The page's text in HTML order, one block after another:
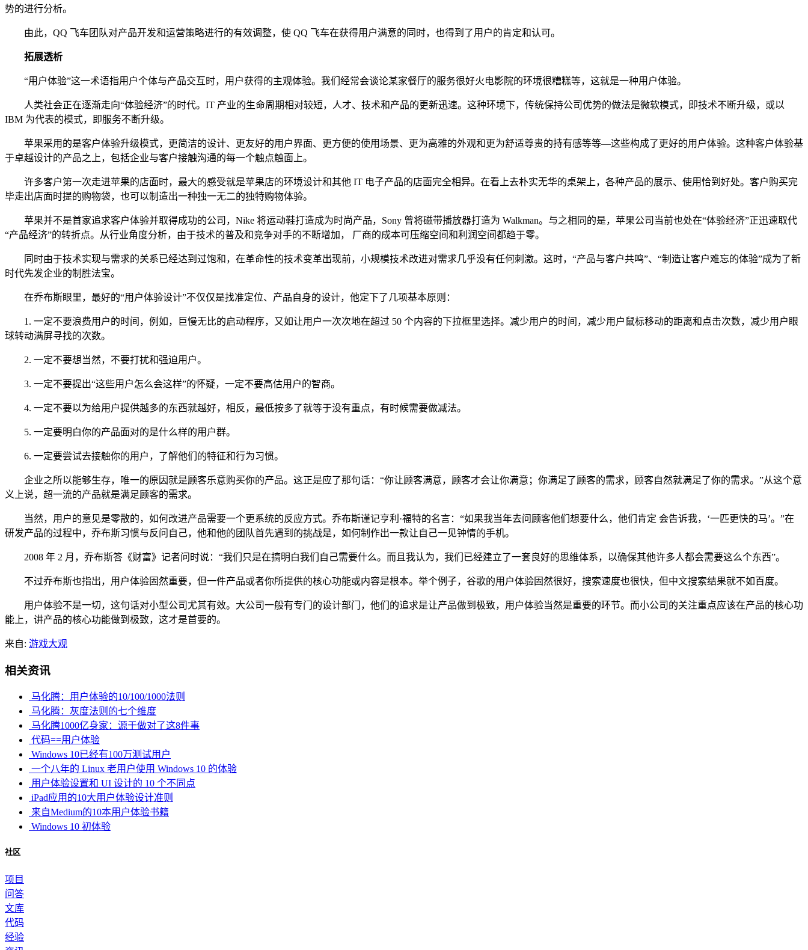
势的进行分析。
由此，QQ 飞车团队对产品开发和运营策略进行的有效调整，使 QQ 飞车在获得用户满意的同时，也得到了用户的肯定和认可。
拓展透析
“用户体验”这一术语指用户个体与产品交互时，用户获得的主观体验。我们经常会谈论某家餐厅的服务很好火电影院的环境很糟糕等，这就是一种用户体验。
人类社会正在逐渐走向“体验经济”的时代。IT 产业的生命周期相对较短，人才、技术和产品的更新迅速。这种环境下，传统保持公司优势的做法是微软模式，即技术不断升级，或以
IBM 为代表的模式，即服务不断升级。
苹果采用的是客户体验升级模式，更简洁的设计、更友好的用户界面、更方便的使用场景、更为高雅的外观和更为舒适尊贵的持有感等等—这些构成了更好的用户体验。这种客户体验基
于卓越设计的产品之上，包括企业与客户接触沟通的每一个触点触面上。
许多客户第一次走进苹果的店面时，最大的感受就是苹果店的环境设计和其他 IT 电子产品的店面完全相异。在看上去朴实无华的桌架上，各种产品的展示、使用恰到好处。客户购买完
毕走出店面时提的购物袋，也可以制造出一种独一无二的独特购物体验。
苹果并不是首家追求客户体验并取得成功的公司，Nike 将运动鞋打造成为时尚产品，Sony 曾将磁带播放器打造为 Walkman。与之相同的是，苹果公司当前也处在“体验经济”正迅速取代
“产品经济”的转折点。从行业角度分析，由于技术的普及和竞争对手的不断增加， 厂商的成本可压缩空间和利润空间都趋于零。
同时由于技术实现与需求的关系已经达到过饱和，在革命性的技术变革出现前，小规模技术改进对需求几乎没有任何刺激。这时，“产品与客户共鸣”、“制造让客户难忘的体验”成为了新
时代先发企业的制胜法宝。
在乔布斯眼里，最好的“用户体验设计”不仅仅是找准定位、产品自身的设计，他定下了几项基本原则：
1. 一定不要浪费用户的时间，例如，巨慢无比的启动程序，又如让用户一次次地在超过 50 个内容的下拉框里选择。减少用户的时间，减少用户鼠标移动的距离和点击次数，减少用户眼
球转动满屏寻找的次数。
2. 一定不要想当然，不要打扰和强迫用户。
3. 一定不要提出“这些用户怎么会这样”的怀疑，一定不要高估用户的智商。
4. 一定不要以为给用户提供越多的东西就越好，相反，最低按多了就等于没有重点，有时候需要做减法。
5. 一定要明白你的产品面对的是什么样的用户群。
6. 一定要尝试去接触你的用户，了解他们的特征和行为习惯。
企业之所以能够生存，唯一的原因就是顾客乐意购买你的产品。这正是应了那句话：“你让顾客满意，顾客才会让你满意；你满足了顾客的需求，顾客自然就满足了你的需求。”从这个意
义上说，超一流的产品就是满足顾客的需求。
当然，用户的意见是零散的，如何改进产品需要一个更系统的反应方式。乔布斯谨记亨利·福特的名言：“如果我当年去问顾客他们想要什么，他们肯定 会告诉我，‘一匹更快的马’。”在
研发产品的过程中，乔布斯习惯与反问自己，他和他的团队首先遇到的挑战是，如何制作出一款让自己一见钟情的手机。
2008 年 2 月，乔布斯答《财富》记者问时说：“我们只是在搞明白我们自己需要什么。而且我认为，我们已经建立了一套良好的思维体系，以确保其他许多人都会需要这么个东西”。
不过乔布斯也指出，用户体验固然重要，但一件产品或者你所提供的核心功能或内容是根本。举个例子，谷歌的用户体验固然很好，搜索速度也很快，但中文搜索结果就不如百度。
用户体验不是一切，这句话对小型公司尤其有效。大公司一般有专门的设计部门，他们的追求是让产品做到极致，用户体验当然是重要的环节。而小公司的关注重点应该在产品的核心功
能上，讲产品的核心功能做到极致，这才是首要的。
来自: 游戏大观
相关资讯
马化腾：用户体验的10/100/1000法则
马化腾：灰度法则的七个维度
马化腾1000亿身家：源于做对了这8件事
代码==用户体验
Windows 10已经有100万测试用户
一个八年的 Linux 老用户使用 Windows 10 的体验
用户体验设置和 UI 设计的 10 个不同点
iPad应用的10大用户体验设计准则
来自Medium的10本用户体验书籍
Windows 10 初体验
社区
项目
问答
文库
代码
经验